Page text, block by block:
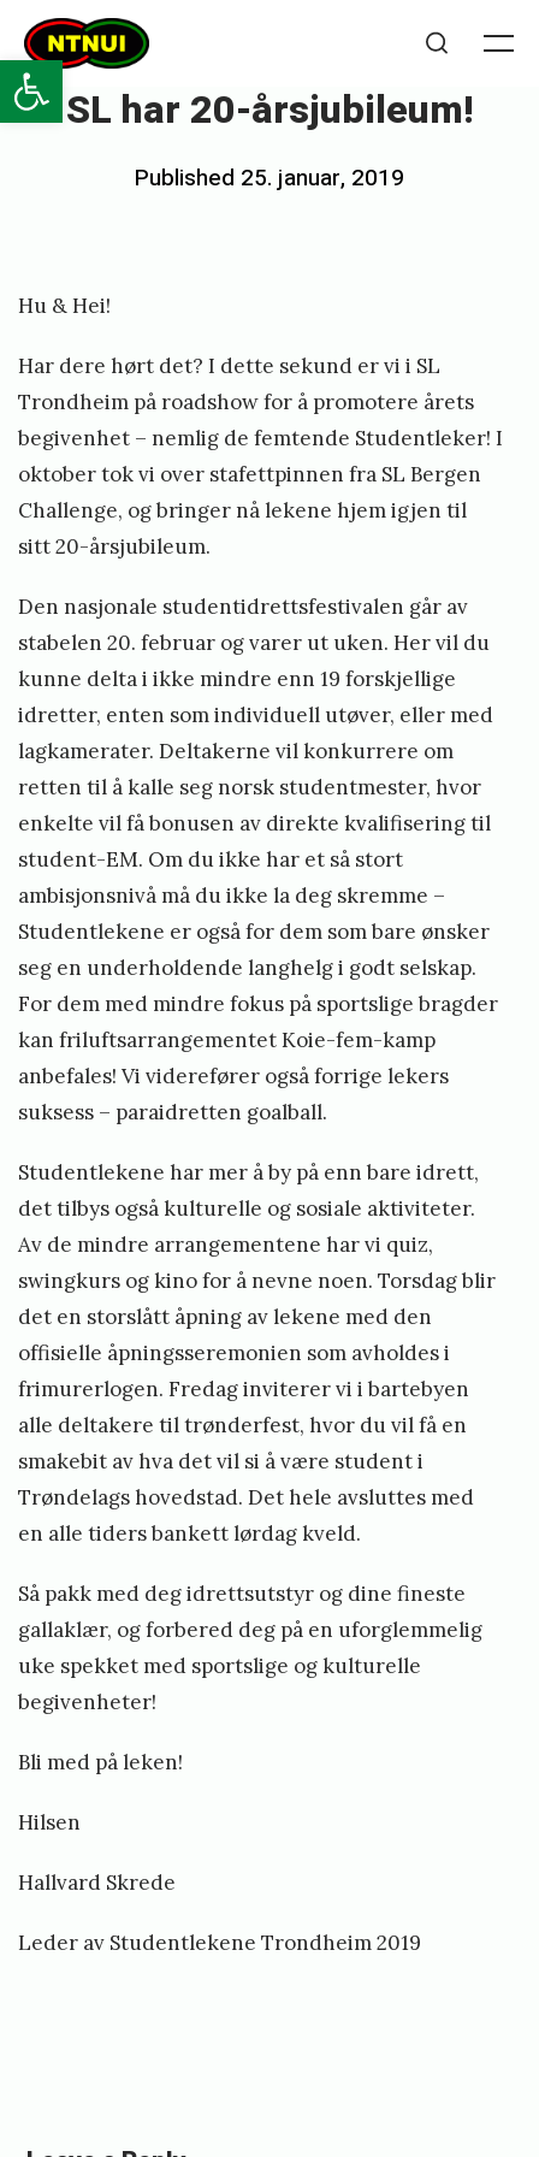
Open toolbar
Skip
content
NTNUI
SL har 20-årsjubileum!
Posted
Published 25. januar, 2019
Hu & Hei!
Har dere hørt det? I dette sekund er vi i SL
Trondheim på roadshow for å promotere årets
begivenhet – nemlig de femtende Studentleker! I
oktober tok vi over stafettpinnen fra SL Bergen
Challenge, og bringer nå lekene hjem igjen til
sitt 20-årsjubileum.
Den nasjonale studentidrettsfestivalen går av
stabelen 20. februar og varer ut uken. Her vil du
kunne delta i ikke mindre enn 19 forskjellige
idretter, enten som individuell utøver, eller med
lagkamerater. Deltakerne vil konkurrere om
retten til å kalle seg norsk studentmester, hvor
enkelte vil få bonusen av direkte kvalifisering til
student-EM. Om du ikke har et så stort
ambisjonsnivå må du ikke la deg skremme –
Studentlekene er også for dem som bare ønsker
seg en underholdende langhelg i godt selskap.
For dem med mindre fokus på sportslige bragder
kan friluftsarrangementet Koie-fem-kamp
anbefales! Vi viderefører også forrige lekers
suksess – paraidretten goalball.
Studentlekene har mer å by på enn bare idrett,
det tilbys også kulturelle og sosiale aktiviteter.
Av de mindre arrangementene har vi quiz,
swingkurs og kino for å nevne noen. Torsdag blir
det en storslått åpning av lekene med den
offisielle åpningsseremonien som avholdes i
frimurerlogen. Fredag inviterer vi i bartebyen
alle deltakere til trønderfest, hvor du vil få en
smakebit av hva det vil si å være student i
Trøndelags hovedstad. Det hele avsluttes med
en alle tiders bankett lørdag kveld.
Så pakk med deg idrettsutstyr og dine fineste
gallaklær, og forbered deg på en uforglemmelig
uke spekket med sportslige og kulturelle
begivenheter!
Bli med på leken!
Hilsen
Hallvard Skrede
Leder av Studentlekene Trondheim 2019